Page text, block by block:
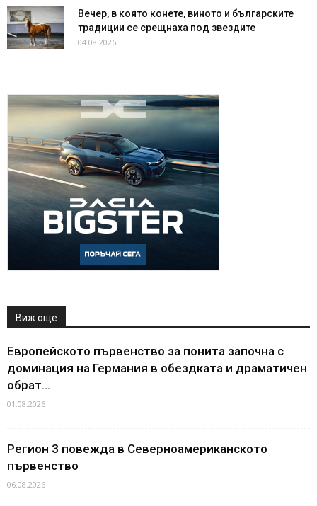
Вечер, в която конете, виното и българските
традиции се срещнаха под звездите
04.08.2026
Виж още
Европейското първенство за понита започна с
доминация на Германия в обездката и драматичен
обрат...
01.08.2026
Регион 3 повежда в Северноамериканското
първенство
06.08.2026